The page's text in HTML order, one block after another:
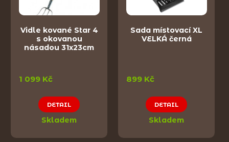
Vidle kované Star 4
s okovanou
násadou 31x23cm
1 099 Kč
DETAIL
Skladem
Sada místovací XL
VELKÁ černá
899 Kč
DETAIL
Skladem